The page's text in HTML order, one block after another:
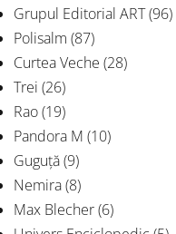
Grupul Editorial ART(96)
Polisalm (87)
Curtea Veche (28)
Trei (26)
Rao(19)
Pandora M (10)
Guguță(9)
Nemira(8)
Max Blecher(6)